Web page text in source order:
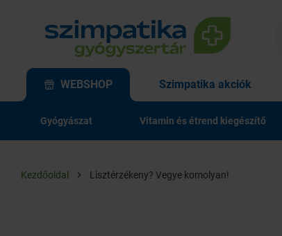
WEBSHOP Szimpatika akciók
Gyógyászat Vitamin és étrend kiegészítő
Kezdőoldal Lisztérzékeny? Vegye komolyan!